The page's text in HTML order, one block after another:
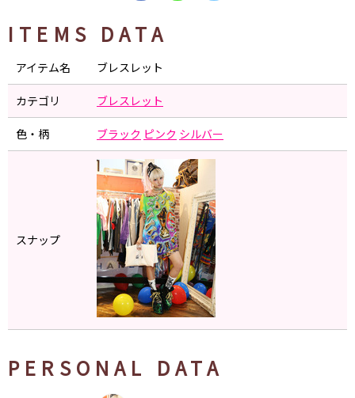
ITEMS DATA
アイテム名 ブレスレット
カテゴリ ブレスレット
色・柄 ブラック ピンク シルバー
スナップ
PERSONAL DATA